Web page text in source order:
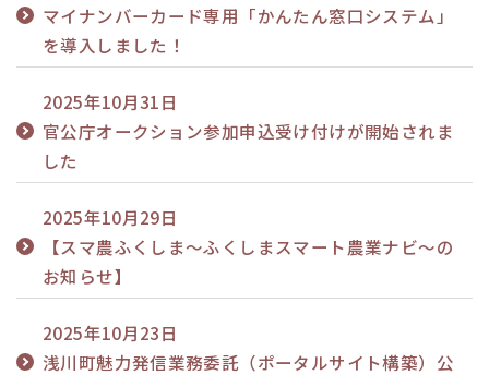
マイナンバーカード専用「かんたん窓口システム」
を導入しました！
2025年10月31日
官公庁オークション参加申込受け付けが開始されま
した
2025年10月29日
【スマ農ふくしま～ふくしまスマート農業ナビ～の
お知らせ】
2025年10月23日
浅川町魅力発信業務委託（ポータルサイト構築）公